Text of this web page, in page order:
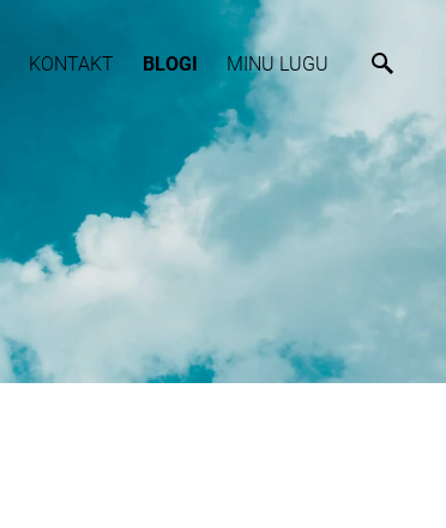
KONTAKT BLOGI MINU LUGU